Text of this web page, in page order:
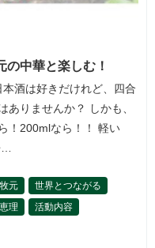
中華と楽しむ！
酒は好きだけれど、四合
ありませんか？ しかも、
！200mlなら！！ 軽い
…
元
世界とつながる
理
活動内容